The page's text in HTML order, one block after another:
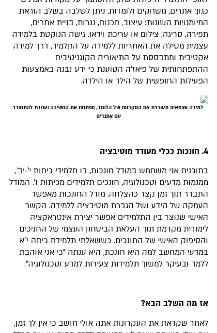
כגון: אתרים, משחקים ולומדות. ניתן לשלבה בשלב הוראת
המיומנויות השונות: עיצוב, תכנות, נגרות, בניית אתרים,
תפירה, סריגה, צילום או עריכת וידאו. גישה הנוקטת בלמידה
עצמית מטילה את האחריות ללמידה על התלמיד, דרך למידה
אקטיבית ומתבססת על התיאוריה הקוגניטיבית
ההתפתחותית של פיאז׳ה הטוענת כי ידע נבנה באמצעות
הפעילות החופשית של הילד או הילדה.
למידה עצמאית מעוררת את הסקרנות של הלומד, מפתחת את החשיבה ועוזרת להתמודד
עם אתגרים
4. חונכות ככלי מעודד מוטיבציה
בתוכנית אני משתמש במודל חונכות, בו תלמידי כיתות י׳-יב׳,
ממגמות מדעים וטכנולוגיה, חונכים תלמידים מכיתות ו׳. המודל
התברר תוך זמן קצר כהצלחה. מודל החונכות מאפשר
העמקה של הידע ושל הגברת מוטיבציה ללמידה. הקשר
האישי שנוצר בין התלמידים אפשר יצירת אינטראקציה
לימודית מקדמת תוך העלאת הביטחון העצמי של החניכים
והסיפוק האישי של החונכים. כששאלתי תלמידת כיתה י"א
במדעי המחשב למה היא חונכת, היא ענתה "כי אני אוהבת
ללמד ובעיקר למשוך תלמידות צעירות למדע וטכנולוגיה".
אז מה השלב הבא?
לאחר שקראת את העקרונות אתה אולי חושב כי אין לך זמן,